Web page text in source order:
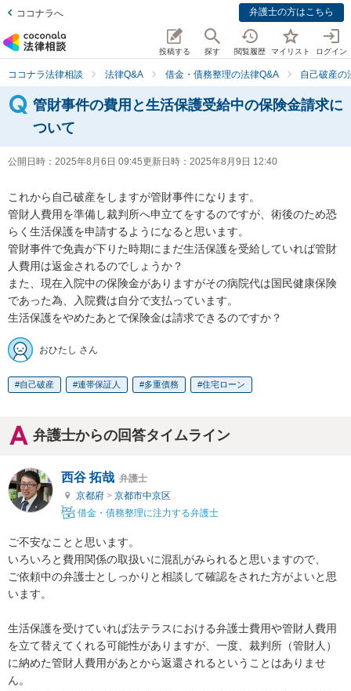
ココナラへ 弁護士の方はこちら
投稿する 探す 閲覧履歴 マイリスト ログイン
ココナラ法律相談 法律Q&A 借金・債務整理の法律Q&A 自己破産の
管財事件の費用と生活保護受給中の保険金請求に
ついて
公開日時： 2025年8月6日 09:45更新日時： 2025年8月9日 12:40
これから自己破産をしますが管財事件になります。
管財人費用を準備し裁判所へ申立てをするのですが、術後のため恐
らく生活保護を申請するようになると思います。
管財事件で免責が下りた時期にまだ生活保護を受給していれば管財
人費用は返金されるのでしょうか？
また、現在入院中の保険金がありますがその病院代は国民健康保険
であった為、入院費は自分で支払っています。
生活保護をやめたあとで保険金は請求できるのですか？
おひたし さん
自己破産 連帯保証人 多重債務 住宅ローン
弁護士からの回答タイムライン
西谷 拓哉 弁護士
京都府 > 京都市中京区
借金・債務整理に注力する弁護士
ご不安なことと思います。
いろいろと費用関係の取扱いに混乱がみられると思いますので、
ご依頼中の弁護士としっかりと相談して確認をされた方がよいと思
います。
生活保護を受けていれば法テラスにおける弁護士費用や管財人費用
を立て替えてくれる可能性がありますが、一度、裁判所（管財人）
に納めた管財人費用があとから返還されるということはありませ
ん。